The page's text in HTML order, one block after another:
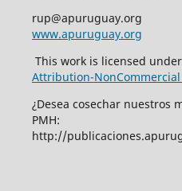
rup@apuruguay.org
www.apuruguay.org
This work is licensed
Attribution-
¿Desea cosechar nuestros
PMH:
http://